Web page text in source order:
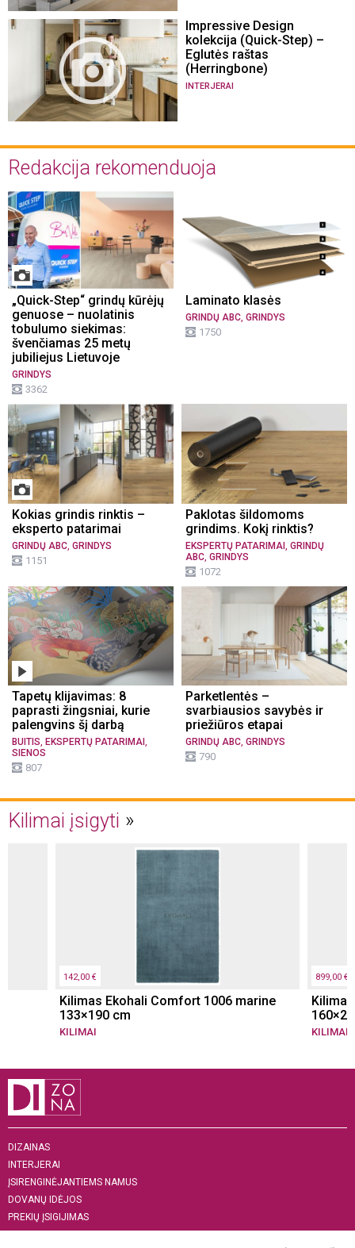
Impressive Design
kolekcija (Quick-Step) –
Eglutės raštas
(Herringbone)
INTERJERAI
Redakcija rekomenduoja
„Quick-Step“ grindų kūrėjų
genuose – nuolatinis
tobulumo siekimas:
švenčiamas 25 metų
jubiliejus Lietuvoje
GRINDYS
3362
Laminato klasės
GRINDŲ ABC, GRINDYS
1750
Kokias grindis rinktis –
eksperto patarimai
GRINDŲ ABC GRINDYS
1151
Paklotas šildomoms
grindims. Kokį rinktis?
EKSPERTŲ PATARIMAI GRINDŲ
ABC GRINDYS
1072
Tapetų klijavimas: 8
paprasti žingsniai, kurie
palengvins šį darbą
BUITIS, EKSPERTŲ PATARIMAI ,
SIENOS
807
Parketlentės –
svarbiausios savybės ir
priežiūros etapai
GRINDŲ ABC, GRINDYS
790
Kilimai įsigyti
142,00 €
Kilimas Ekohali Comfort 1006 marine
133×190 cm
KILIMAI
899,00 €
KILIMAI
DIZAINAS
INTERJERAI
ĮSIRENGINĖJANTIEMS NAMUS
DOVANŲ IDĖJOS
PREKIŲ ĮSIGIJIMAS